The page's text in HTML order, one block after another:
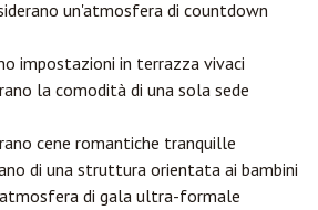
un'atmosfera di countdown
impostazioni in terrazza vivaci
la comodità di una sola sede
cene romantiche tranquille
di una struttura orientata ai bambini
di gala ultra-formale